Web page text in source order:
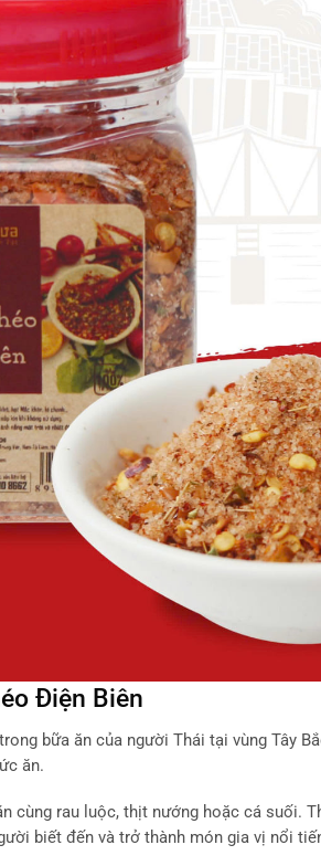
Điện Biên
bữa ăn của người Thái tại vùng Tây
ăn.
cùng rau luộc, thịt nướng hoặc cá suối.
biết đến và trở thành món gia vị nổi